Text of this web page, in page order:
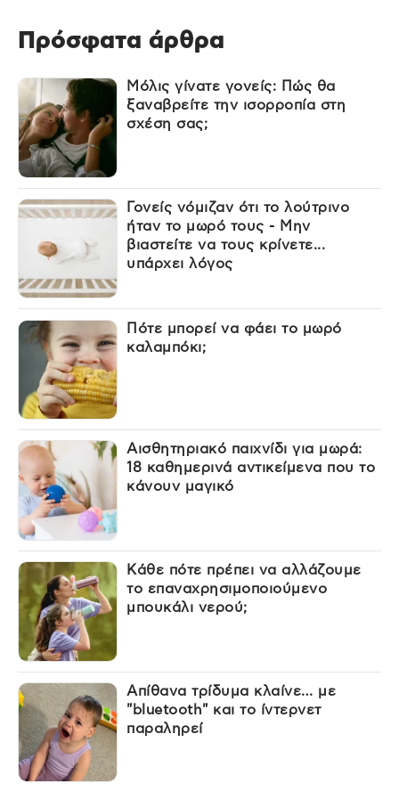
Πρόσφατα άρθρα
Μόλις γίνατε γονείς: Πώς θα
ξαναβρείτε την ισορροπία στη
σχέση σας;
Γονείς νόμιζαν ότι το λούτρινο
ήταν το μωρό τους - Μην
βιαστείτε να τους κρίνετε...
υπάρχει λόγος
Πότε μπορεί να φάει το μωρό
καλαμπόκι;
Αισθητηριακό παιχνίδι για μωρά:
18 καθημερινά αντικείμενα που το
κάνουν μαγικό
Κάθε πότε πρέπει να αλλάζουμε
το επαναχρησιμοποιούμενο
μπουκάλι νερού;
Απίθανα τρίδυμα κλαίνε… με
"bluetooth" και το ίντερνετ
παραληρεί